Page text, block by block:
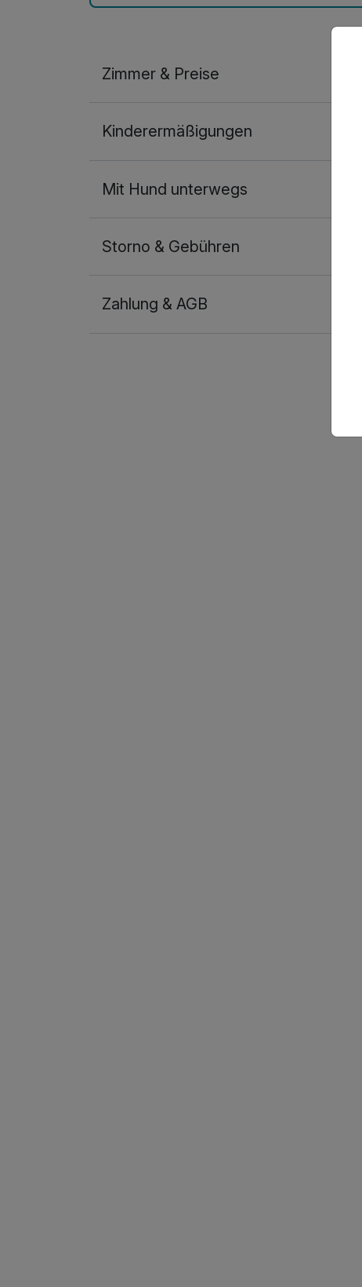
Zimmer & Preise
2 Erwachsene
Kinderermäßigungen
Mit Hund unterwegs
Storno & Gebühren
Zahlung & AGB